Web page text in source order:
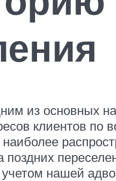
из основных
клиентов
поздних
нашей